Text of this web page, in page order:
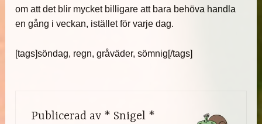
om att det blir mycket billigare att bara behöva handla
en gång i veckan, istället för varje dag.
[tags]söndag, regn, gråväder, sömnig[/tags]
Publicerad av * Snigel *